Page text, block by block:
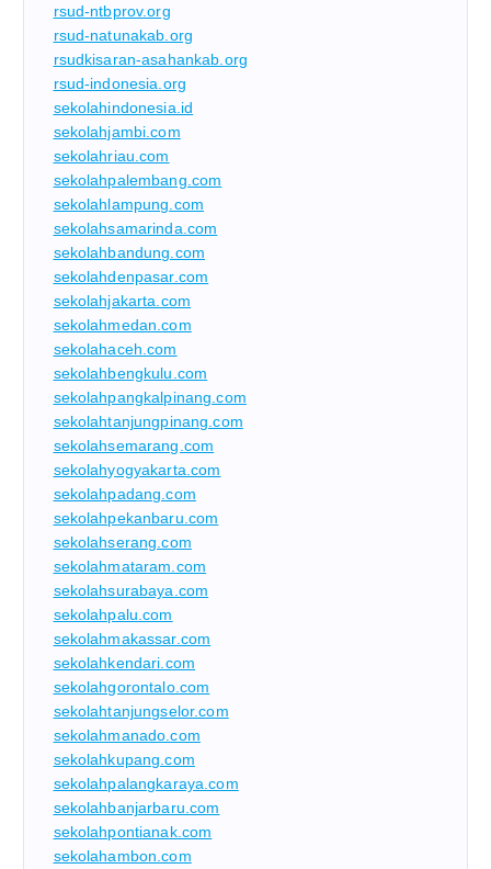
rsud-ntbprov.org
rsud-natunakab.org
rsudkisaran-asahankab.org
rsud-indonesia.org
sekolahindonesia.id
sekolahjambi.com
sekolahriau.com
sekolahpalembang.com
sekolahlampung.com
sekolahsamarinda.com
sekolahbandung.com
sekolahdenpasar.com
sekolahjakarta.com
sekolahmedan.com
sekolahaceh.com
sekolahbengkulu.com
sekolahpangkalpinang.com
sekolahtanjungpinang.com
sekolahsemarang.com
sekolahyogyakarta.com
sekolahpadang.com
sekolahpekanbaru.com
sekolahserang.com
sekolahmataram.com
sekolahsurabaya.com
sekolahpalu.com
sekolahmakassar.com
sekolahkendari.com
sekolahgorontalo.com
sekolahtanjungselor.com
sekolahmanado.com
sekolahkupang.com
sekolahpalangkaraya.com
sekolahbanjarbaru.com
sekolahpontianak.com
sekolahambon.com